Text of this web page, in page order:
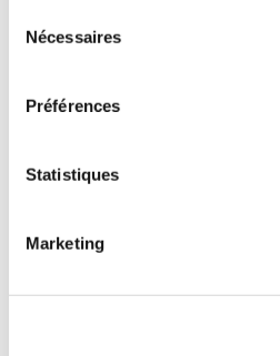
Nécessaires
Préférences
Statistiques
Marketing